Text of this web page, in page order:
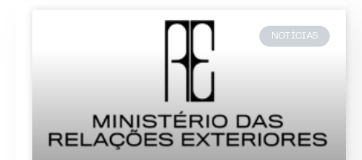
NOTÍCIAS